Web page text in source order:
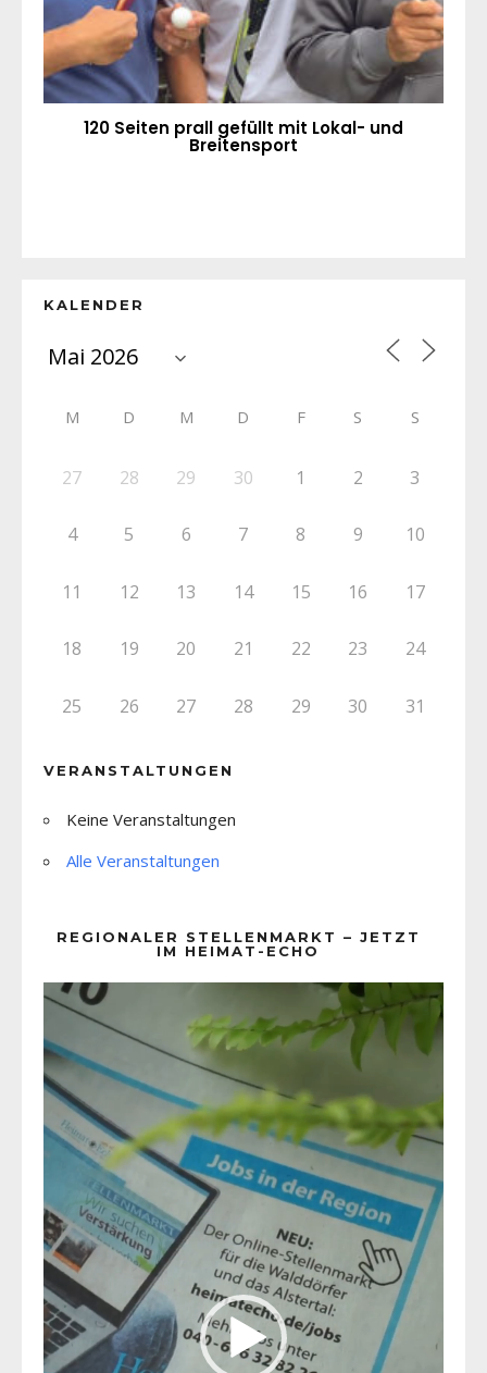
120 Seiten prall gefüllt mit Lokal- und
Breitensport
KALENDER
M D M D F S S
27 28 29 30 1 2 3
4 5 6 7 8 9 10
11 12 13 14 15 16 17
18 19 20 21 22 23 24
25 26 27 28 29 30 31
VERANSTALTUNGEN
Keine Veranstaltungen
Alle Veranstaltungen
REGIONALER STELLENMARKT – JETZT
IM HEIMAT-ECHO
Player